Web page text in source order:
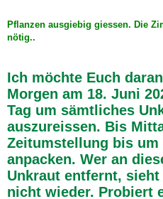
Pflanzen ausgiebig giessen. Die
nötig..
Ich möchte Euch
Morgen am 18. Juni
Tag um sämtliches
auszureissen. Bis
Zeitumstellung bis um
anpacken. Wer an
Unkraut entfernt,
nicht wieder. Probiert